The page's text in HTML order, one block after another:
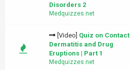
Disorders 2
Medquizzes.net
[Video] Quiz on Contact
Dermatitis and Drug
Eruptions | Part 1
Medquizzes.net